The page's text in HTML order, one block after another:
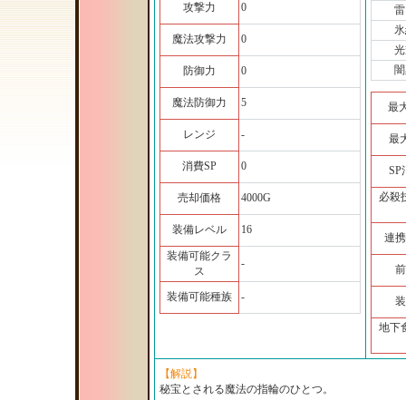
攻撃力 0
魔法攻撃力 0
防御力 0
魔法防御力 5
レンジ -
消費SP 0
売却価格 4000G
装備レベル 16
装備可能クラ
ス
-
装備可能種族 -
最
最
SP
必殺
連
地下
【解説】
秘宝とされる魔法の指輪のひとつ。